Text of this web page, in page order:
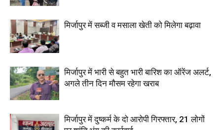
मिर्जापुर में सब्जी व मसाला खेती को मिलेगा बढ़ावा
मिर्जापुर में भारी से बहुत भारी बारिश का ऑरेंज अलर्ट,
अगले तीन दिन मौसम रहेगा खराब
मिर्जापुर में दुष्कर्म के दो आरोपी गिरफ्तार, 21 लोगों